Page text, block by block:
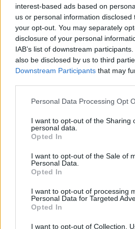
interest-based ads based on
us or personal information
your opt-out. You may separately
disclosure of your personal
IAB’s list of downstream
also be disclosed by us to third
Downstream Participants that may
Personal Data Processing Opt
I want to opt-out of the Sharing
personal data.
Opted In
I want to opt-out of the Sale of
Personal Data.
Opted In
I want to opt-out of processing
Personal Data for Targeted
Opted In
I want to opt-out of Collection,
Ob povečanem
požarov pozivi
obveščanju
6. avgust 2026
Opozorilo:Po 297. členu
posameznik kazensko odgovoren
rasističnimi, diskriminatornimi ali
bodo odstranjeni.
Failed to fetch
Prihajajoči dogodki